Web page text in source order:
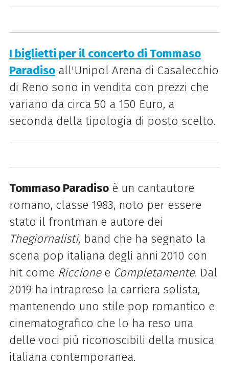
I biglietti per il concerto di Tommaso
Paradisoall'Unipol Arena di Casalecchio
di Reno sono in vendita con prezzi che
variano da circa 50 a 150 Euro, a
seconda della tipologia di posto scelto.
Tommaso Paradisoè un cantautore
romano, classe 1983, noto per essere
stato il frontman e autore dei
Thegiornalisti, band che ha segnato la
scena pop italiana degli anni 2010 con
hit come Riccionee Completamente. Dal
2019 ha intrapreso la carriera solista,
mantenendo uno stile pop romantico e
cinematografico che lo ha reso una
delle voci più riconoscibili della musica
italiana contemporanea.